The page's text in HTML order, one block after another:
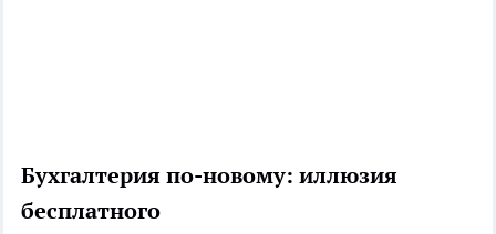
Бухгалтерия по-новому: иллюзия
бесплатного